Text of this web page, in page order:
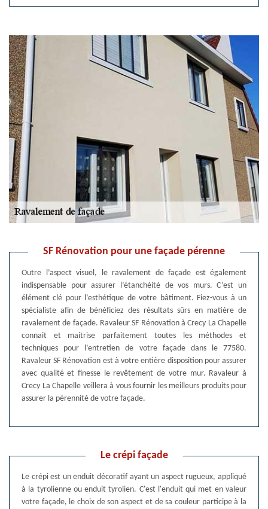
SF Rénovation pour une façade pérenne
Outre l’aspect visuel, le ravalement de façade est également
indispensable pour assurer l’étanchéité de vos murs. C’est un
élément clé pour l’esthétique de votre bâtiment. Fiez-vous à un
spécialiste afin de bénéficiez des résultats sûrs en matière de
ravalement de façade. Ravaleur SF Rénovation à Crecy La Chapelle
connait et maitrise parfaitement toutes les méthodes et
techniques pour l’entretien de votre façade dans le 77580.
Ravaleur SF Rénovation est à votre entière disposition pour assurer
avec qualité et finesse le revêtement de votre mur. Ravaleur à
Crecy La Chapelle veillera à vous fournir les meilleurs produits pour
assurer la pérennité de votre façade.
Le crépi façade
Le crépi est un enduit décoratif ayant un aspect rugueux, appliqué
à la tyrolienne ou enduit tyrolien. C'est l'enduit qui met en valeur
votre façade, le choix de son aspect et de sa couleur participe à la